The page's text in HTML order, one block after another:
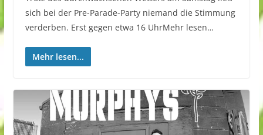
sich bei der Pre-Parade-Party niemand die Stimmung
verderben. Erst gegen etwa 16 UhrMehr lesen…
Mehr lesen...